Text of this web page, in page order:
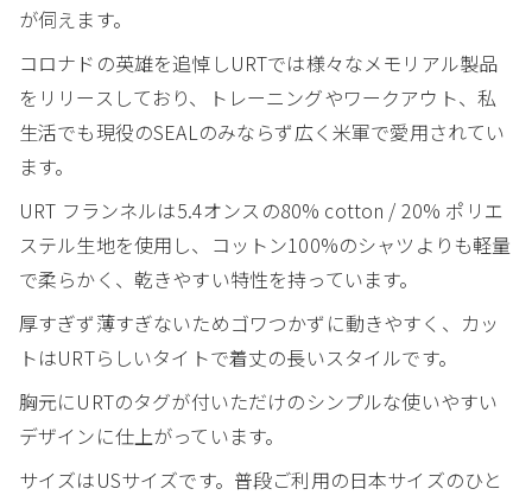
が伺えます。
コロナドの英雄を追悼しURTでは様々なメモリアル製品
をリリースしており、トレーニングやワークアウト、私
生活でも現役のSEALのみならず広く米軍で愛用されてい
ます。
URT フランネルは5.4オンスの80% cotton / 20% ポリエ
ステル生地を使用し、コットン100%のシャツよりも軽量
で柔らかく、乾きやすい特性を持っています。
厚すぎず薄すぎないためゴワつかずに動きやすく、カッ
トはURTらしいタイトで着丈の長いスタイルです。
胸元にURTのタグが付いただけのシンプルな使いやすい
デザインに仕上がっています。
サイズはUSサイズです。普段ご利用の日本サイズのひと